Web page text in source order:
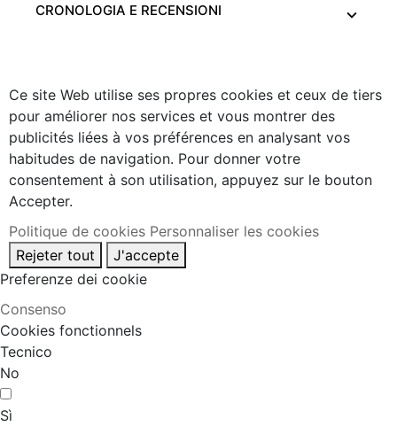
CRONOLOGIA E RECENSIONI
Ce site Web utilise ses propres cookies et ceux de tiers
pour améliorer nos services et vous montrer des
publicités liées à vos préférences en analysant vos
habitudes de navigation. Pour donner votre
consentement à son utilisation, appuyez sur le bouton
Accepter.
Politique de cookies Personnaliser les cookies
Rejeter tout
J'accepte
Preferenze dei cookie
Consenso
Cookies fonctionnels
Tecnico
No
Sì